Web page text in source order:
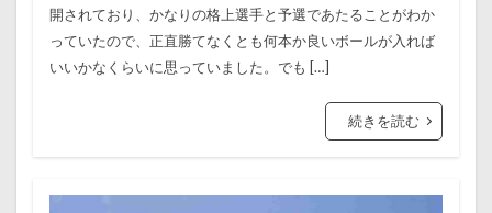
開されており、かなりの格上選手と予選であたることがわか
っていたので、正直勝てなくとも何本か良いボールが入れば
いいかなくらいに思っていました。でも […]
続きを読む